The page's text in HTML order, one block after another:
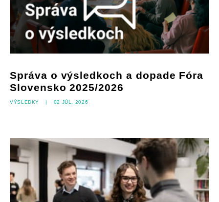
Správa o výsledkoch a dopade Fóra
Slovensko 2025/2026
Výsledky | 02 júl, 2026